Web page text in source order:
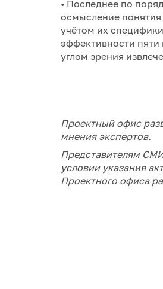
• Последнее по
осмысление
учётом их
эффективности
углом зрения
Проектный офис
мнения экспертов.
Представителям
условии указания
Проектного офиса